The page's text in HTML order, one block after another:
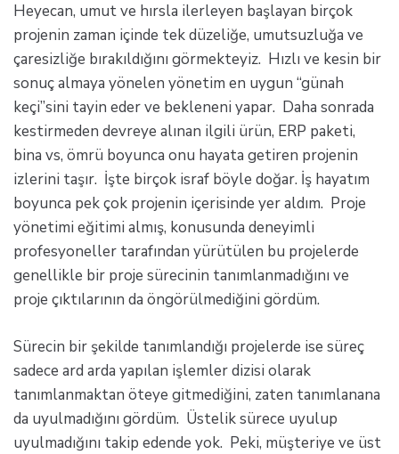
Heyecan, umut ve hırsla ilerleyen başlayan birçok
projenin zaman içinde tek düzeliğe, umutsuzluğa ve
çaresizliğe bırakıldığını görmekteyiz. Hızlı ve kesin bir
sonuç almaya yönelen yönetim en uygun “günah
keçi”sini tayin eder ve bekleneni yapar. Daha sonrada
kestirmeden devreye alınan ilgili ürün, ERP paketi,
bina vs, ömrü boyunca onu hayata getiren projenin
izlerini taşır. İşte birçok israf böyle doğar. İş hayatım
boyunca pek çok projenin içerisinde yer aldım. Proje
yönetimi eğitimi almış, konusunda deneyimli
profesyoneller tarafından yürütülen bu projelerde
genellikle bir proje sürecinin tanımlanmadığını ve
proje çıktılarının da öngörülmediğini gördüm.
Sürecin bir şekilde tanımlandığı projelerde ise süreç
sadece ard arda yapılan işlemler dizisi olarak
tanımlanmaktan öteye gitmediğini, zaten tanımlanana
da uyulmadığını gördüm. Üstelik sürece uyulup
uyulmadığını takip edende yok. Peki, müşteriye ve üst